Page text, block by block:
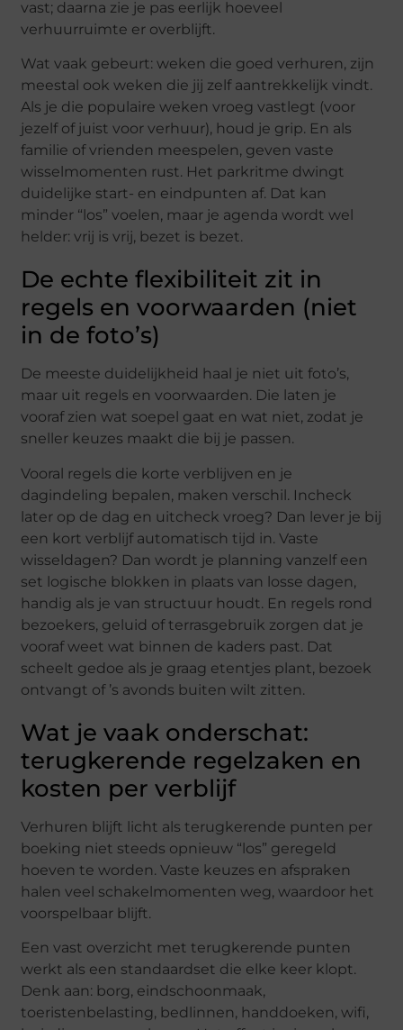
vast; daarna zie je pas eerlijk hoeveel
verhuurruimte er overblijft.
Wat vaak gebeurt: weken die goed verhuren, zijn
meestal ook weken die jij zelf aantrekkelijk vindt.
Als je die populaire weken vroeg vastlegt (voor
jezelf of juist voor verhuur), houd je grip. En als
familie of vrienden meespelen, geven vaste
wisselmomenten rust. Het parkritme dwingt
duidelijke start- en eindpunten af. Dat kan
minder “los” voelen, maar je agenda wordt wel
helder: vrij is vrij, bezet is bezet.
De echte flexibiliteit zit in
regels en voorwaarden (niet
in de foto’s)
De meeste duidelijkheid haal je niet uit foto’s,
maar uit regels en voorwaarden. Die laten je
vooraf zien wat soepel gaat en wat niet, zodat je
sneller keuzes maakt die bij je passen.
Vooral regels die korte verblijven en je
dagindeling bepalen, maken verschil. Incheck
later op de dag en uitcheck vroeg? Dan lever je bij
een kort verblijf automatisch tijd in. Vaste
wisseldagen? Dan wordt je planning vanzelf een
set logische blokken in plaats van losse dagen,
handig als je van structuur houdt. En regels rond
bezoekers, geluid of terrasgebruik zorgen dat je
vooraf weet wat binnen de kaders past. Dat
scheelt gedoe als je graag etentjes plant, bezoek
ontvangt of ’s avonds buiten wilt zitten.
Wat je vaak onderschat:
terugkerende regelzaken en
kosten per verblijf
Verhuren blijft licht als terugkerende punten per
boeking niet steeds opnieuw “los” geregeld
hoeven te worden. Vaste keuzes en afspraken
halen veel schakelmomenten weg, waardoor het
voorspelbaar blijft.
Een vast overzicht met terugkerende punten
werkt als een standaardset die elke keer klopt.
Denk aan: borg, eindschoonmaak,
toeristenbelasting, bedlinnen, handdoeken, wifi,